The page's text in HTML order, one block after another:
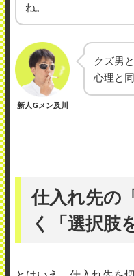
ね。
新人Gメン及川
クズ男
心理と
仕入れ先の
く「選択肢